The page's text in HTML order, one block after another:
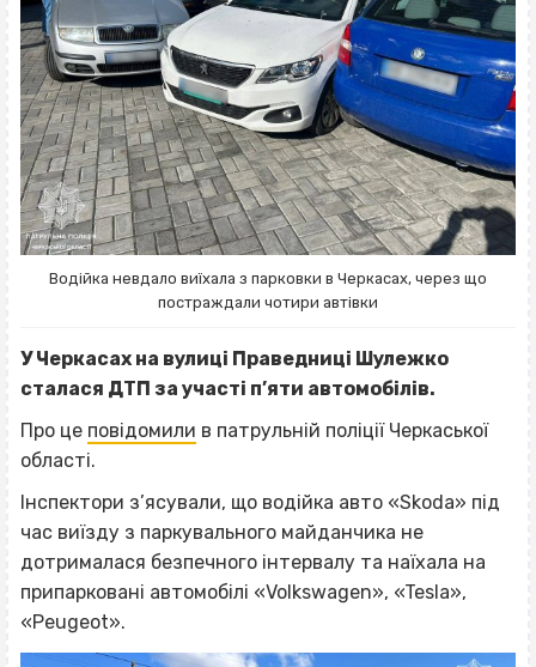
Водійка невдало виїхала з парковки в Черкасах, через що
постраждали чотири автівки
У Черкасах на вулиці Праведниці Шулежко
сталася ДТП за участі п’яти автомобілів.
Про це повідомили в патрульній поліції Черкаської
області.
Інспектори з’ясували, що водійка авто «Skoda» під
час виїзду з паркувального майданчика не
дотрималася безпечного інтервалу та наїхала на
припарковані автомобілі «Volkswagen», «Tesla»,
«Peugeot».